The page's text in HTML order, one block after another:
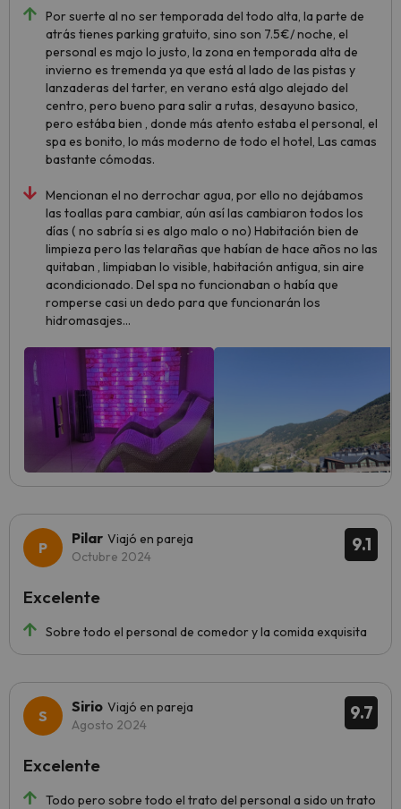
Por suerte al no ser temporada del todo alta, la parte de
atrás tienes parking gratuito, sino son 7.5€/ noche, el
personal es majo lo justo, la zona en temporada alta de
invierno es tremenda ya que está al lado de las pistas y
lanzaderas del tarter, en verano está algo alejado del
centro, pero bueno para salir a rutas, desayuno basico,
pero estába bien , donde más atento estaba el personal, el
spa es bonito, lo más moderno de todo el hotel, Las camas
bastante cómodas.
Mencionan el no derrochar agua, por ello no dejábamos
las toallas para cambiar, aún así las cambiaron todos los
días ( no sabría si es algo malo o no) Habitación bien de
limpieza pero las telarañas que habían de hace años no las
quitaban , limpiaban lo visible, habitación antigua, sin aire
acondicionado. Del spa no funcionaban o había que
romperse casi un dedo para que funcionarán los
hidromasajes...
9.1
Pilar Viajó en pareja
Octubre 2024
Sobre todo el personal de comedor y la comida exquisita
Excelente
9.7
Sirio Viajó en pareja
Agosto 2024
Todo pero sobre todo el trato del personal a sido un trato
Excelente